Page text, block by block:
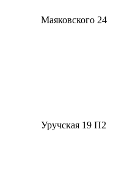
Маяковского 24
Уручская 19 П2